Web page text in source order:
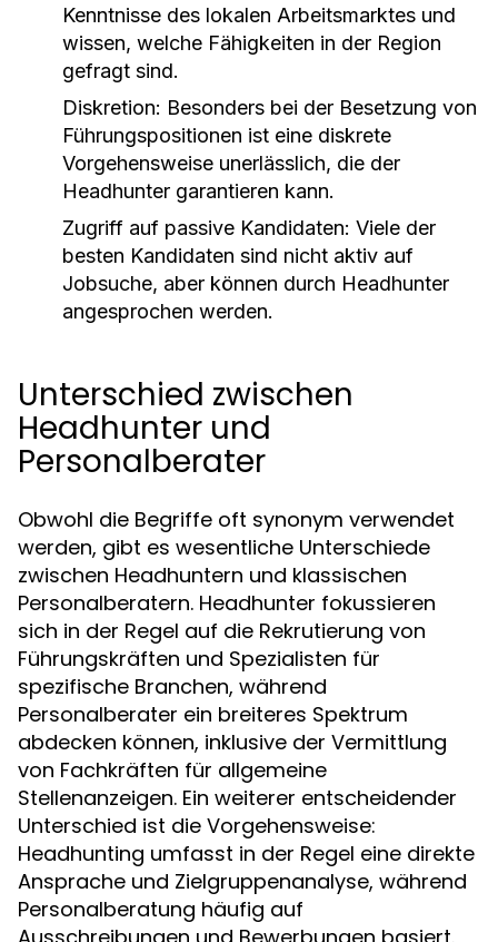
Kenntnisse des lokalen Arbeitsmarktes und
wissen, welche Fähigkeiten in der Region
gefragt sind.
Diskretion: Besonders bei der Besetzung von
Führungspositionen ist eine diskrete
Vorgehensweise unerlässlich, die der
Headhunter garantieren kann.
Zugriff auf passive Kandidaten: Viele der
besten Kandidaten sind nicht aktiv auf
Jobsuche, aber können durch Headhunter
angesprochen werden.
Unterschied zwischen
Headhunter und
Personalberater
Obwohl die Begriffe oft synonym verwendet
werden, gibt es wesentliche Unterschiede
zwischen Headhuntern und klassischen
Personalberatern. Headhunter fokussieren
sich in der Regel auf die Rekrutierung von
Führungskräften und Spezialisten für
spezifische Branchen, während
Personalberater ein breiteres Spektrum
abdecken können, inklusive der Vermittlung
von Fachkräften für allgemeine
Stellenanzeigen. Ein weiterer entscheidender
Unterschied ist die Vorgehensweise:
Headhunting umfasst in der Regel eine direkte
Ansprache und Zielgruppenanalyse, während
Personalberatung häufig auf